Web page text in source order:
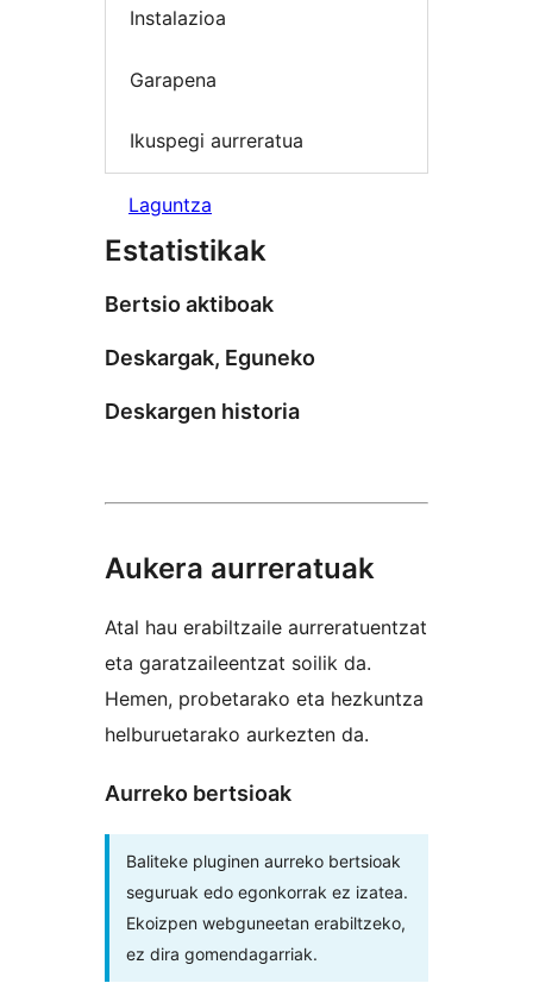
Instalazioa
Garapena
Ikuspegi aurreratua
Laguntza
Estatistikak
Bertsio aktiboak
Deskargak, Eguneko
Deskargen historia
Aukera aurreratuak
Atal hau erabiltzaile aurreratuentzat
eta garatzaileentzat soilik da.
Hemen, probetarako eta hezkuntza
helburuetarako aurkezten da.
Aurreko bertsioak
Baliteke pluginen aurreko bertsioak
seguruak edo egonkorrak ez izatea.
Ekoizpen webguneetan erabiltzeko,
ez dira gomendagarriak.